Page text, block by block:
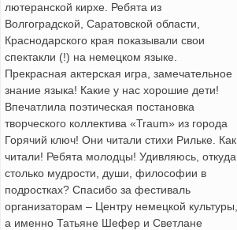
лютеранской кирхе. Ребята из
Волгоградской, Саратовской области,
Краснодарского края показывали свои
спектакли (!) на немецком языке.
Прекрасная актерская игра, замечательное
знание языка! Какие у нас хорошие дети!
Впечатлила поэтическая постановка
творческого коллектива «Traum» из города
Горячий ключ! Они читали стихи Рильке. Как
читали! Ребята молодцы! Удивляюсь, откуда
столько мудрости, души, философии в
подростках? Спасибо за фестиваль
организаторам – Центру немецкой культуры,
а именно Татьяне Шефер и Светлане